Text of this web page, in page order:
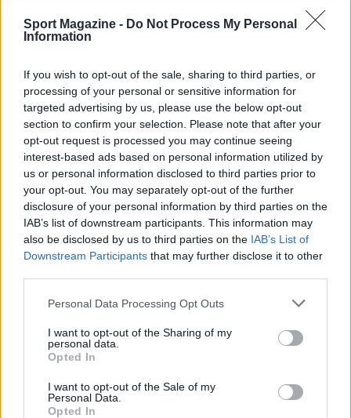
Sport Magazine - Do Not Process My Personal
Information
If you wish to opt-out of the sale, sharing to third parties, or
processing of your personal or sensitive information for
targeted advertising by us, please use the below opt-out
section to confirm your selection. Please note that after your
opt-out request is processed you may continue seeing
interest-based ads based on personal information utilized by
us or personal information disclosed to third parties prior to
your opt-out. You may separately opt-out of the further
disclosure of your personal information by third parties on the
IAB’s list of downstream participants. This information may
also be disclosed by us to third parties on the IAB’s List of
Downstream Participants that may further disclose it to other
Please note that this website/app uses one or more Google
not limited to your visit or usage behaviour. You may click to
grant or deny consent to Google and its third-party tags to
use your data for below specified purposes in below Google
consent section.
Personal Data Processing Opt Outs
I want to opt-out of the Sharing of my
personal data.
Opted In
I want to opt-out of the Sale of my
Personal Data.
Opted In
Continua a leggere
CALCIO